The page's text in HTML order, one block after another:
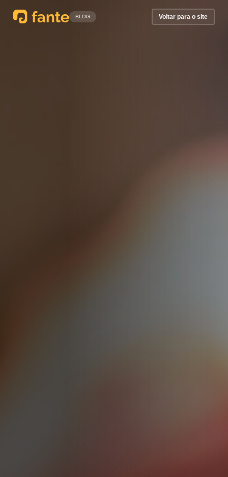
BLOG Voltar para o site